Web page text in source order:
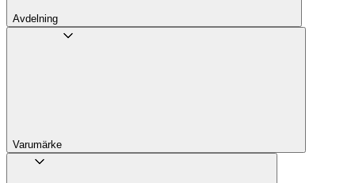
Avdelning
Varumärke